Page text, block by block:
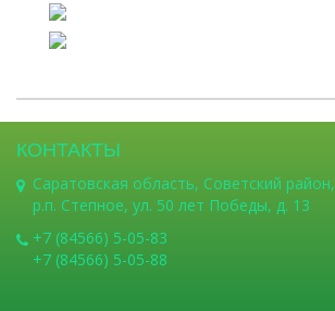
КОНТАКТЫ
Саратовская область, Советский район,
р.п. Степное, ул. 50 лет Победы, д. 13
+7 (84566) 5-05-83
+7 (84566) 5-05-88